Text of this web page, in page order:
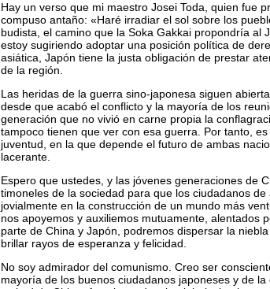
Hay un verso que mi maestro Josei Toda, quien fue
compuso antaño: «Haré irradiar el sol sobre los
budista, el camino que la Soka Gakkai propondría al
estoy sugiriendo adoptar una posición política de
asiática, Japón tiene la justa obligación de prestar
de la región.
Las heridas de la guerra sino-japonesa siguen
desde que acabó el conflicto y la mayoría de los
generación que no vivió en carne propia la
tampoco tienen que ver con esa guerra. Por tanto,
juventud, en la que depende el futuro de ambas
lacerante.
Espero que ustedes, y las jóvenes generaciones de
timoneles de la sociedad para que los ciudadanos
jovialmente en la construcción de un mundo más
nos apoyemos y auxiliemos mutuamente, alentados
parte de China y Japón, podremos dispersar la
brillar rayos de esperanza y felicidad.
No soy admirador del comunismo. Creo ser
mayoría de los buenos ciudadanos japoneses y de